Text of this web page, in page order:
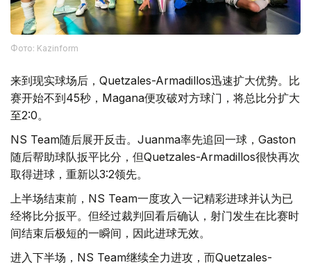
Фото: Kazinform
来到现实球场后，Quetzales-Armadillos迅速扩大优势。比
赛开始不到45秒，Magana便攻破对方球门，将总比分扩大
至2:0。
NS Team随后展开反击。Juanma率先追回一球，Gaston
随后帮助球队扳平比分，但Quetzales-Armadillos很快再次
取得进球，重新以3:2领先。
上半场结束前，NS Team一度攻入一记精彩进球并认为已
经将比分扳平。但经过裁判回看后确认，射门发生在比赛时
间结束后极短的一瞬间，因此进球无效。
进入下半场，NS Team继续全力进攻，而Quetzales-